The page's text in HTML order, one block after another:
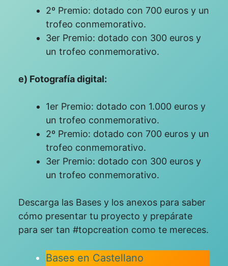
2º Premio: dotado con 700 euros y un
trofeo conmemorativo.
3er Premio: dotado con 300 euros y
un trofeo conmemorativo.
e) Fotografía digital:
1er Premio: dotado con 1.000 euros y
un trofeo conmemorativo.
2º Premio: dotado con 700 euros y un
trofeo conmemorativo.
3er Premio: dotado con 300 euros y
un trofeo conmemorativo.
Descarga las Bases y los anexos para saber
cómo presentar tu proyecto y prepárate
para ser tan #topcreation como te mereces.
Bases en Castellano